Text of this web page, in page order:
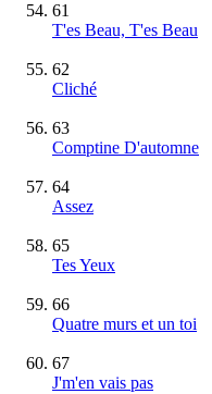
61
T'es Beau, T'es Beau
62
Cliché
63
Comptine D'automne
64
Assez
65
Tes Yeux
66
Quatre murs et un toi
67
J'm'en vais pas